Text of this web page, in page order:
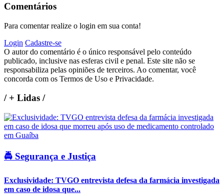
Comentários
Para comentar realize o login em sua conta!
Login Cadastre-se
O autor do comentário é o único responsável pelo conteúdo
publicado, inclusive nas esferas civil e penal. Este site não se
responsabiliza pelas opiniões de terceiros. Ao comentar, você
concorda com os Termos de Uso e Privacidade.
/+ Lidas /
🚔 Segurança e Justiça
Exclusividade: TVGO entrevista defesa da farmácia investigada
em caso de idosa que...